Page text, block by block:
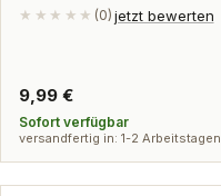
★★★★★ (0) jetzt bewerten
Regulärer
Preis
9,99 €
Sofort verfügbar
versandfertig in: 1-2 Arbeitstagen